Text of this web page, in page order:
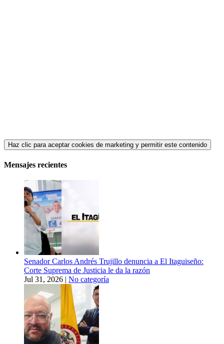
Haz clic para aceptar cookies de marketing y permitir este contenido
Mensajes recientes
Senador Carlos Andrés Trujillo denuncia a El Itaguiseño:
Corte Suprema de Justicia le da la razón
Jul 31, 2026 | No categoría